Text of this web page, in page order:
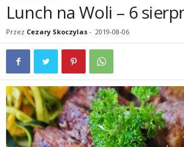
Lunch na Woli – 6
Przez Cezary Skoczylas - 2019-08-06